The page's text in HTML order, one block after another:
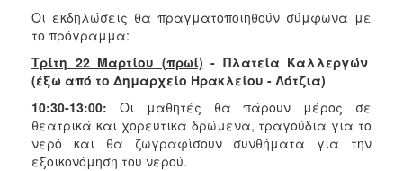
Οι εκδηλώσεις θα πραγματοποιηθούν σύμφωνα με
το πρόγραμμα:
Τρίτη 22 Μαρτίου (πρωί) - Πλατεία Καλλεργών
(έξω από το Δημαρχείο Ηρακλείου - Λότζια)
10:30-13:00: Οι μαθητές θα πάρουν μέρος σε
θεατρικά και χορευτικά δρώμενα, τραγούδια για το
νερό και θα ζωγραφίσουν συνθήματα για την
εξοικονόμηση του νερού.